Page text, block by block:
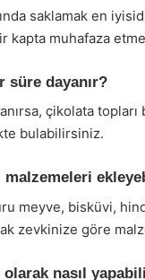
saklamak en
kapta muhafaza
süre dayanır?
çikolata
bulabilirsiniz.
malzemeleri
meyve, bisküvi,
zevkinize göre
olarak nasıl